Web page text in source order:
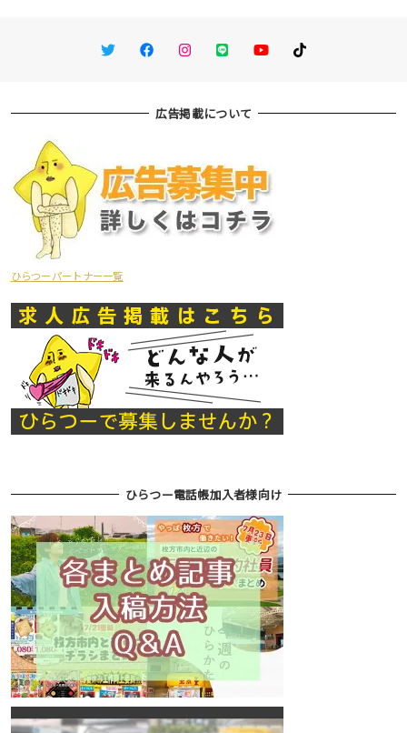
TwitterFacebookInstagram
LINE You TubeTikTok
広告掲載について
ひらつーパートナー一覧
ひらつー電話帳加入者様向け